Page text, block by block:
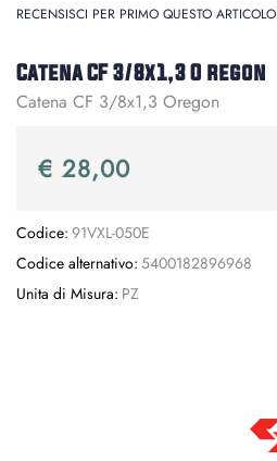
RECENSISCI PER PRIMO QUESTO ARTICOLO
Catena CF 3/8x1,3 O regon
Catena CF 3/8x1,3 Oregon
€ 28,00
Codice: 91VXL-050E
Codice alternativo: 5400182896968
Unita di Misura: PZ